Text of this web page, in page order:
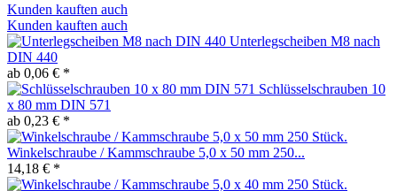
Kunden kauften auch
Kunden kauften auch
Unterlegscheiben M8 nach
DIN 440
ab 0,06 € *
Schlüsselschrauben 10
x 80 mm DIN 571
ab 0,23 € *
Winkelschraube / Kammschraube 5,0 x 50 mm 250...
14,18 € *